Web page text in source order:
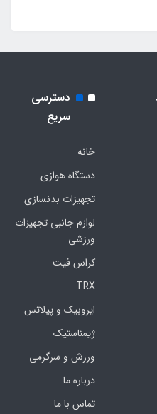
دسترسی
سریع
خانه
دستگاه هوازی
تجهیزات بدنسازی
لوازم جانبی تجهیزات
ورزشی
کراس فیت
TRX
ایروبیک و پیلاتس
ژیمناستیک
ورزش و سرگرمی
درباره ما
تماس با ما